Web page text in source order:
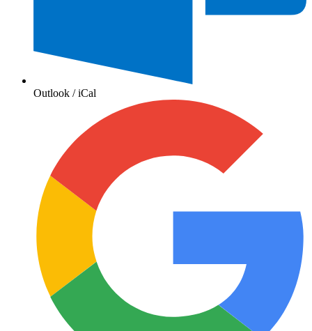
Outlook / iCal